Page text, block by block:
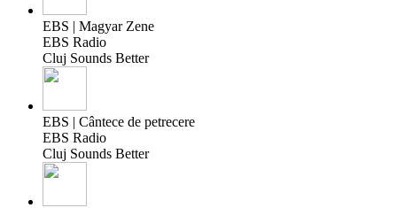
EBS | Magyar Zene
EBS Radio
Cluj Sounds Better
EBS | Cântece de petrecere
EBS Radio
Cluj Sounds Better